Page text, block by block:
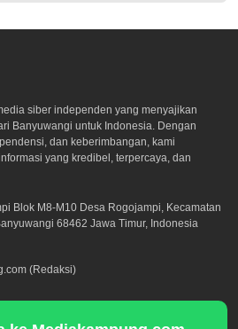
siber independen yang menyajikan
Banyuwangi untuk Indonesia. Dengan
dan keberimbangan, kami
yang kredibel, terpercaya, dan
Blok M8-M10 Desa Rogojampi, Kecamatan
68462 Jawa Timur, Indonesia
(Redaksi)